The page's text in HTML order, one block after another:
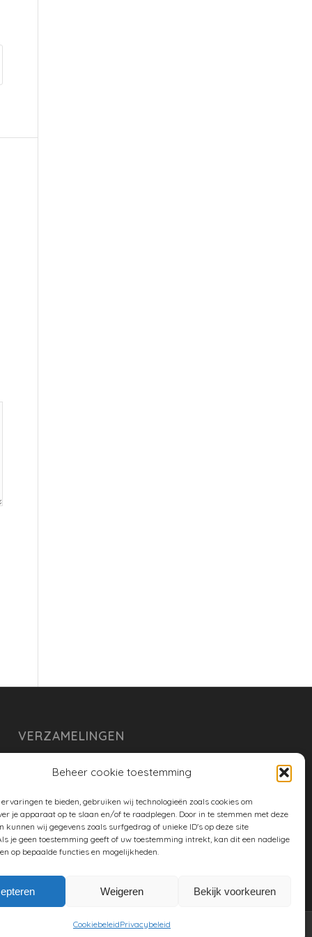
Beheer cookie toestemming
te bieden, gebruiken wij technologieën zoals cookies om
je apparaat op te slaan en/of te raadplegen. Door in te stemmen met deze
kunnen wij gegevens zoals surfgedrag of unieke ID's op deze site
je geen toestemming geeft of uw toestemming intrekt, kan dit een nadelige
op bepaalde functies en mogelijkheden.
Weigeren Bekijk voorkeuren
CookiebeleidPrivacybeleid
VERZAMELINGEN
huishouden
spreekwoorden en gezegden
tuin
Twitter